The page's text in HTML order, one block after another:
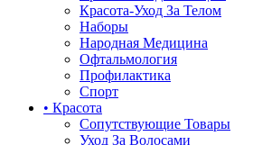
Красота-Уход За Телом
Наборы
Народная Медицина
Офтальмология
Профилактика
Спорт
• Красота
Сопутствующие Товары
Уход За Волосами